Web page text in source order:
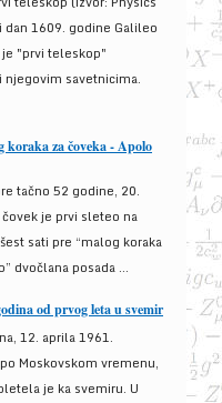
dan 1609. godine Galileo
"prvi teleskop"
njegovim savetnicima.
koraka za čoveka - Apolo
tačno 52 godine, 20.
je prvi sleteo na
sati pre “malog koraka
dvočlana posada ...
od prvog leta u svemir
12. aprila 1961.
Moskovskom vremenu,
je ka svemiru. U